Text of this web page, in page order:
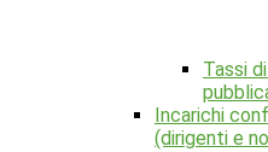
Tassi
Incarichi
(dirigenti e